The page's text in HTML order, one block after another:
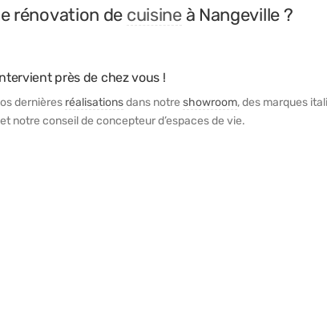
rénovation de cuisineà Nangeville ?
près de chez vous !
dernières réalisationsdans notre showroom, des marques
notre conseil de concepteur d’espaces de vie.